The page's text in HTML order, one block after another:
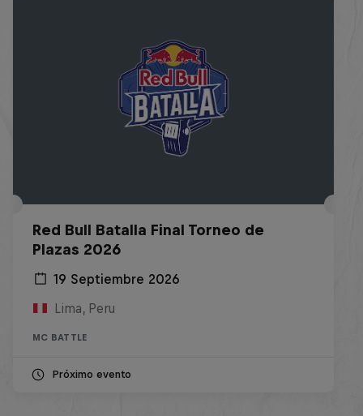
Red Bull Batalla Final Torneo de
Plazas 2026
19 Septiembre 2026
Lima, Peru
MC BATTLE
Próximo evento